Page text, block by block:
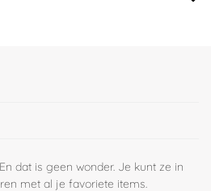
dat is geen wonder. Je kunt ze in
met al je favoriete items.